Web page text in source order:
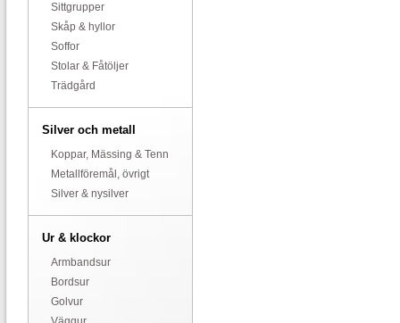
Sittgrupper
Skåp & hyllor
Soffor
Stolar & Fåtöljer
Trädgård
Silver och metall
Koppar, Mässing & Tenn
Metallföremål, övrigt
Silver & nysilver
Ur & klockor
Armbandsur
Bordsur
Golvur